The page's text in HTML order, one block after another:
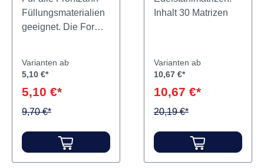
Füllungsmaterialien
geeignet. Die Form
Frontzähne
100 Strips
Varianten ab
5,10 €*
5,10 €*
9,70 €*
Inhalt 30 Matrizen
Varianten ab
10,67 €*
10,67 €*
20,19 €*